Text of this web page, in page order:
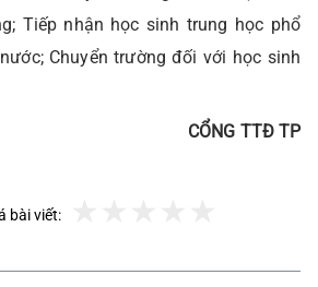
Tiếp nhận học sinh trung học phổ
Chuyển trường đối với học sinh
CỔNG TTĐ TP
bài viết: